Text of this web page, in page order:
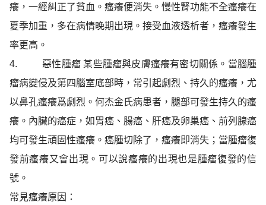
癢，一經糾正了貧血。瘙癢便消失。慢性腎功能不全瘙癢在
夏季加重，多在病情晚期出現。接受血液透析者，瘙癢發生
率更高。
4.
惡性腫瘤 某些腫瘤與皮膚瘙癢有密切關係。當腦腫
瘤病變侵及第四腦室底部時，常引起劇烈、持久的瘙癢，尤
以鼻孔瘙癢爲劇烈。何杰金氏病患者，腿部可發生持久的瘙
癢。內臟的癌症，如胃癌、腸癌、肝癌及卵巢癌、前列腺癌
均可發生頑固性瘙癢。癌腫切除了， 瘙癢即消失；當腫瘤復
發前瘙癢又會出現。可以說瘙癢的出現也是腫瘤復發的信
號。
常見瘙癢原因：